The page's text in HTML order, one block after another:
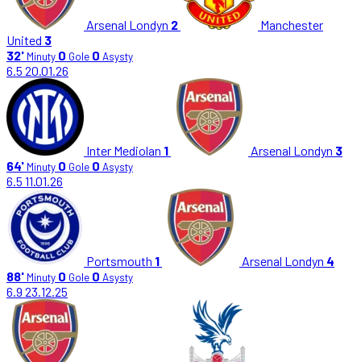
Arsenal Londyn 2
Manchester
United 3
32' Minuty 0 Gole 0 Asysty
6.5 20.01.26
Inter Mediolan 1 Arsenal Londyn 3
64' Minuty 0 Gole 0 Asysty
6.5 11.01.26
Portsmouth 1 Arsenal Londyn 4
88' Minuty 0 Gole 0 Asysty
6.9 23.12.25